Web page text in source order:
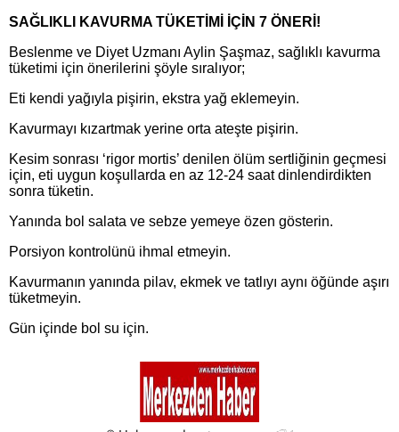
SAĞLIKLI KAVURMA TÜKETİMİ İÇİN 7 ÖNERİ!
Beslenme ve Diyet Uzmanı Aylin Şaşmaz, sağlıklı kavurma
tüketimi için önerilerini şöyle sıralıyor;
Eti kendi yağıyla pişirin, ekstra yağ eklemeyin.
Kavurmayı kızartmak yerine orta ateşte pişirin.
Kesim sonrası ‘rigor mortis’ denilen ölüm sertliğinin geçmesi
için, eti uygun koşullarda en az 12-24 saat dinlendirdikten
sonra tüketin.
Yanında bol salata ve sebze yemeye özen gösterin.
Porsiyon kontrolünü ihmal etmeyin.
Kavurmanın yanında pilav, ekmek ve tatlıyı aynı öğünde aşırı
tüketmeyin.
Gün içinde bol su için.